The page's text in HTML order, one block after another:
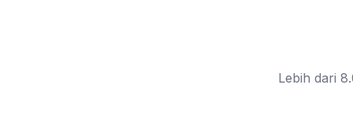
Lebih dari